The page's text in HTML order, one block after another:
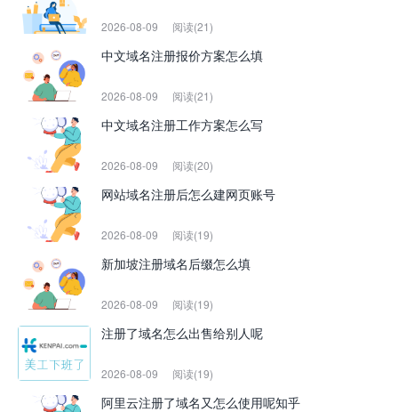
2026-08-09 阅读(21)
中文域名注册报价方案怎么填
2026-08-09 阅读(21)
中文域名注册工作方案怎么写
2026-08-09 阅读(20)
网站域名注册后怎么建网页账号
2026-08-09 阅读(19)
新加坡注册域名后缀怎么填
2026-08-09 阅读(19)
注册了域名怎么出售给别人呢
2026-08-09 阅读(19)
阿里云注册了域名又怎么使用呢知乎